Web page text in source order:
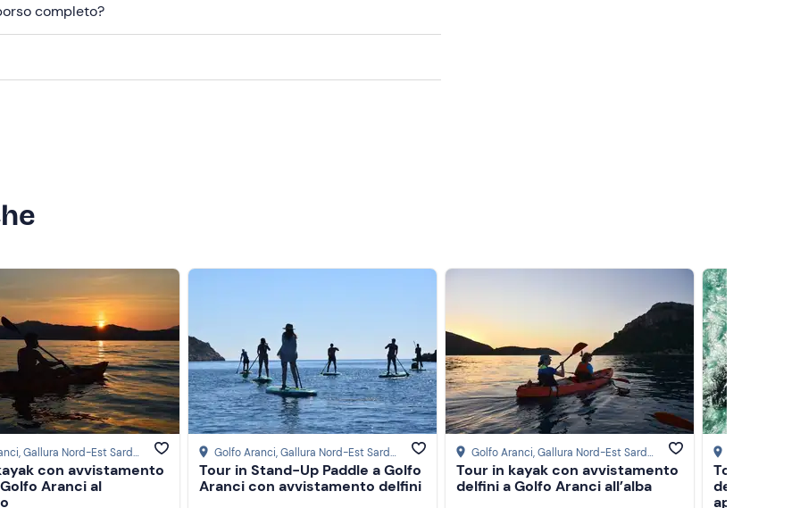
completo?
, Gallura Nord-Est Sardegna
con avvistamento
Aranci al
Golfo Aranci, Gallura Nord-Est Sardegna
Tour in Stand-Up Paddle a Golfo
Aranci con avvistamento delfini
Golfo Aranci, Gallura Nord-Est Sardegna
Tour in kayak con avvistamento
delfini a Golfo Aranci all’alba
Tour in
delfini a
aperitivo